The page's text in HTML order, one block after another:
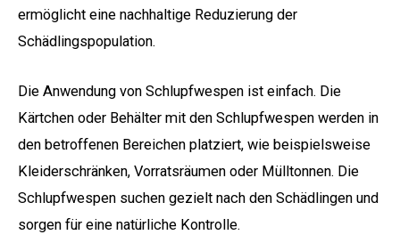
ermöglicht eine nachhaltige Reduzierung der
Schädlingspopulation.
Die Anwendung von Schlupfwespen ist einfach. Die
Kärtchen oder Behälter mit den Schlupfwespen werden in
den betroffenen Bereichen platziert, wie beispielsweise
Kleiderschränken, Vorratsräumen oder Mülltonnen. Die
Schlupfwespen suchen gezielt nach den Schädlingen und
sorgen für eine natürliche Kontrolle.